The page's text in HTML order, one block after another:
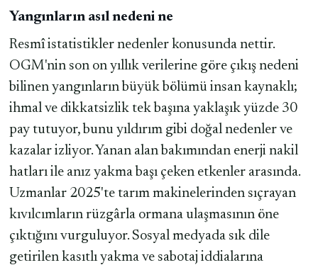
Yangınların asıl nedeni ne
Resmî istatistikler nedenler konusunda nettir.
OGM'nin son on yıllık verilerine göre çıkış nedeni
bilinen yangınların büyük bölümü insan kaynaklı;
ihmal ve dikkatsizlik tek başına yaklaşık yüzde 30
pay tutuyor, bunu yıldırım gibi doğal nedenler ve
kazalar izliyor. Yanan alan bakımından enerji nakil
hatları ile anız yakma başı çeken etkenler arasında.
Uzmanlar 2025'te tarım makinelerinden sıçrayan
kıvılcımların rüzgârla ormana ulaşmasının öne
çıktığını vurguluyor. Sosyal medyada sık dile
getirilen kasıtlı yakma ve sabotaj iddialarına